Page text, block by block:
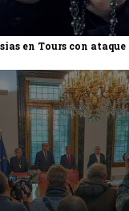
en Tours con